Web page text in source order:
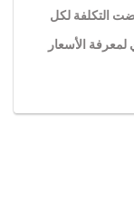
التكلفة لكل
الأسعار